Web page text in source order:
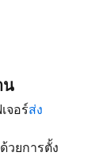
น
จอร์ส่ง
วยการตั้ง